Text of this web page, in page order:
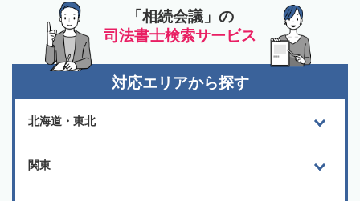
「相続会議」の
司法書士検索サービス
対応エリアから探す
北海道・東北
関東